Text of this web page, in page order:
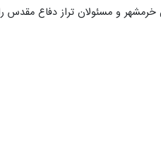
خرمشهر و مسئولان تراز دفاع